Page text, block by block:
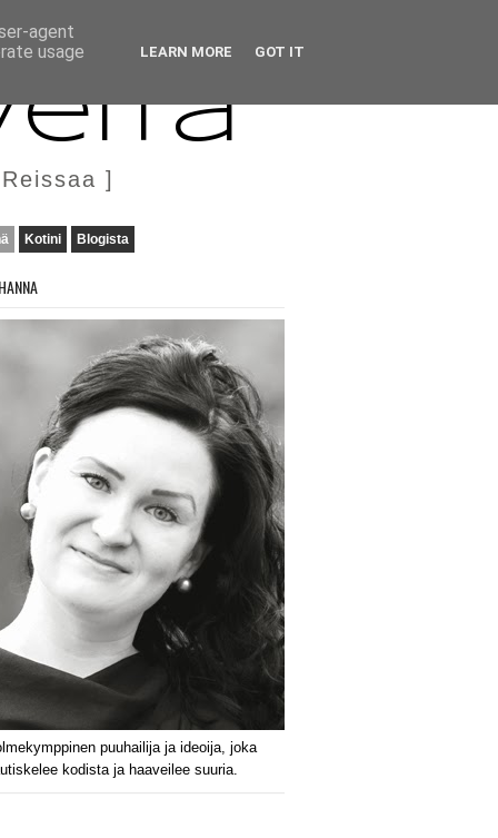
]
Kotini Blogista
puuhailija ja ideoija, joka
kodista ja haaveilee suuria.
agent
usage
LEARN MORE GOT IT